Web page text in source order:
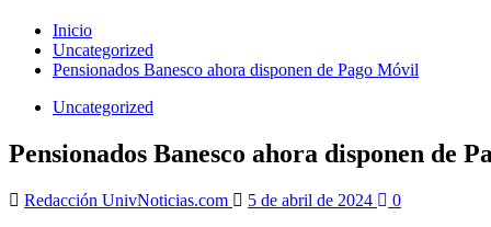
Inicio
Uncategorized
Pensionados Banesco ahora disponen de Pago Móvil
Uncategorized
Pensionados Banesco ahora disponen de
Redacción UnivNoticias.com 5 de abril de 2024 0